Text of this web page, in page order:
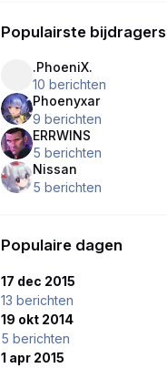
Populairste bijdragers
.PhoeniX.
10 berichten
Phoenyxar
9 berichten
ERRWINS
5 berichten
Nissan
5 berichten
Populaire dagen
17 dec 2015
13 berichten
19 okt 2014
5 berichten
1 apr 2015